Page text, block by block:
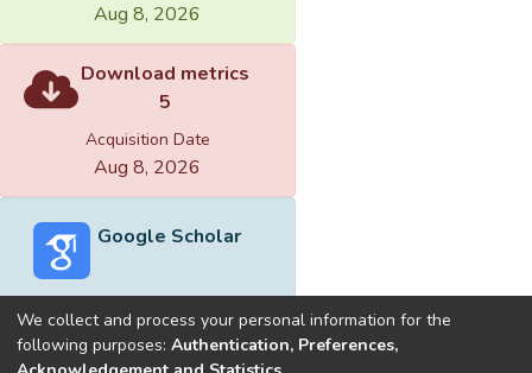
Aug 8, 2026
Download metrics
5
Acquisition Date
Aug 8, 2026
Google Scholar
We collect and process your personal information for the
following purposes: Authentication, Preferences,